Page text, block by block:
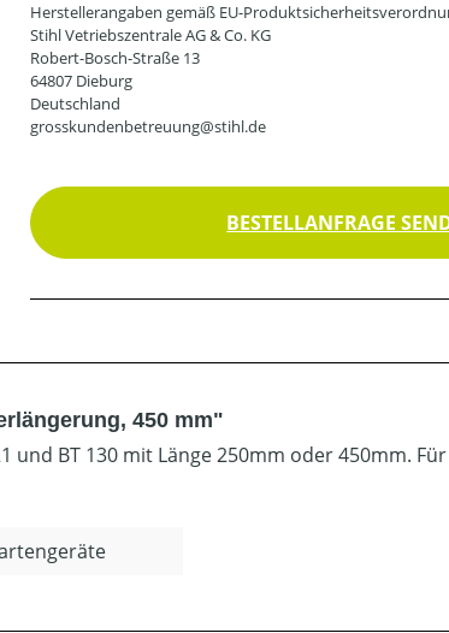
Herstellerangaben gemäß EU-
Stihl Vetriebszentrale AG & Co. KG
Robert-Bosch-Straße 13
64807 Dieburg
Deutschland
grosskundenbetreuung@stihl.de
BESTELLANFRAGE
450 mm"
und BT 130 mit Länge 250mm oder 450mm.